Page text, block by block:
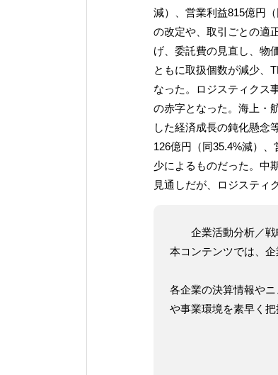
減）、営業利益815億円
の改定や、取引ごとの適
げ、委託費の見直し、物
ともに取扱個数が減少、
なった。ロジスティクス
の赤字となった。海上・
した経済成長の鈍化懸念
126億円（同35.4%減）
少によるものだった。中
見通しだが、ロジスティ
企業活動分析／
本コンテンツでは、
各企業の決算情報や
や事業環境を素早く